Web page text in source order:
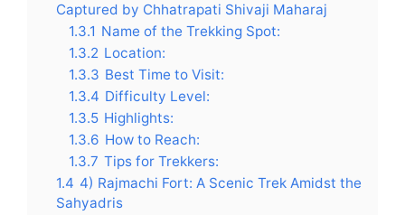
Captured by Chhatrapati Shivaji Maharaj
1.3.1 Name of the Trekking Spot:
1.3.2 Location:
1.3.3 Best Time to Visit:
1.3.4 Difficulty Level:
1.3.5 Highlights:
1.3.6 How to Reach:
1.3.7 Tips for Trekkers:
1.4 4) Rajmachi Fort: A Scenic Trek Amidst the
Sahyadris